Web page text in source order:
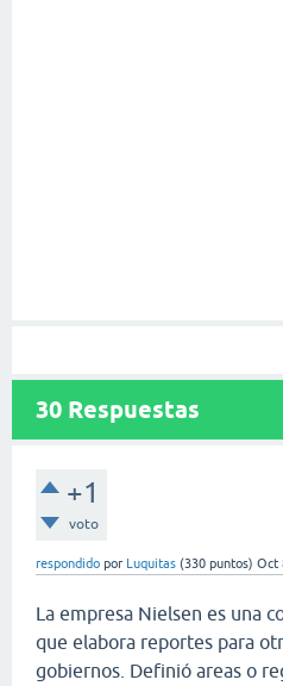
30 Respuestas
+1
voto
respondido por Luquitas (330 puntos) Oct
La empresa Nielsen es una
que elabora reportes para
gobiernos. Definió areas o